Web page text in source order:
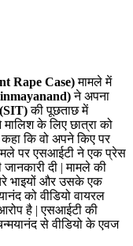
Rape Case)मामले में
ने अपना
(SIT)की पूछताछ में
के लिए छात्रा को
कि वो अपने किए पर
पर एसआईटी ने एक प्रेस
दी | मामले की
भाइयों और उसके एक
को वीडियो वायरल
है | एसआईटी की
से वीडियो के एवज